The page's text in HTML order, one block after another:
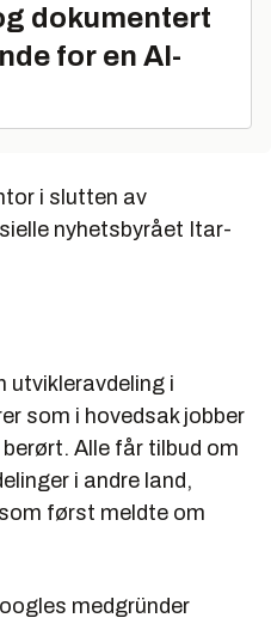
dokumentert
for en AI-
i slutten av
nyhetsbyrået Itar-
utvikleravdeling i
som i hovedsak jobber
Alle får tilbud om
i andre land,
først meldte om
medgründer